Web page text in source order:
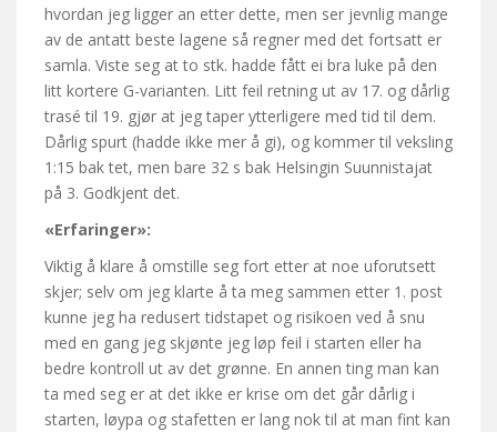
hvordan jeg ligger an etter dette, men ser jevnlig mange
av de antatt beste lagene så regner med det fortsatt er
samla. Viste seg at to stk. hadde fått ei bra luke på den
litt kortere G-varianten. Litt feil retning ut av 17. og dårlig
trasé til 19. gjør at jeg taper ytterligere med tid til dem.
Dårlig spurt (hadde ikke mer å gi), og kommer til veksling
1:15 bak tet, men bare 32 s bak Helsingin Suunnistajat
på 3. Godkjent det.
«Erfaringer»:
Viktig å klare å omstille seg fort etter at noe uforutsett
skjer; selv om jeg klarte å ta meg sammen etter 1. post
kunne jeg ha redusert tidstapet og risikoen ved å snu
med en gang jeg skjønte jeg løp feil i starten eller ha
bedre kontroll ut av det grønne. En annen ting man kan
ta med seg er at det ikke er krise om det går dårlig i
starten, løypa og stafetten er lang nok til at man fint kan